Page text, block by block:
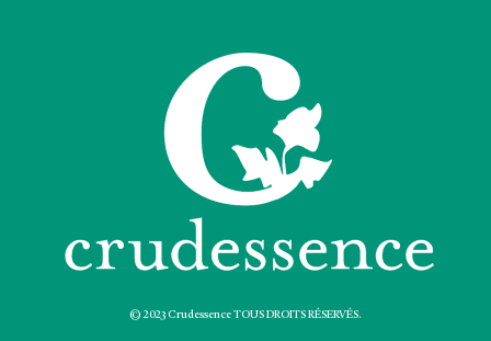
© 2023 Crudessence TOUS DROITS RÉSERVÉS.